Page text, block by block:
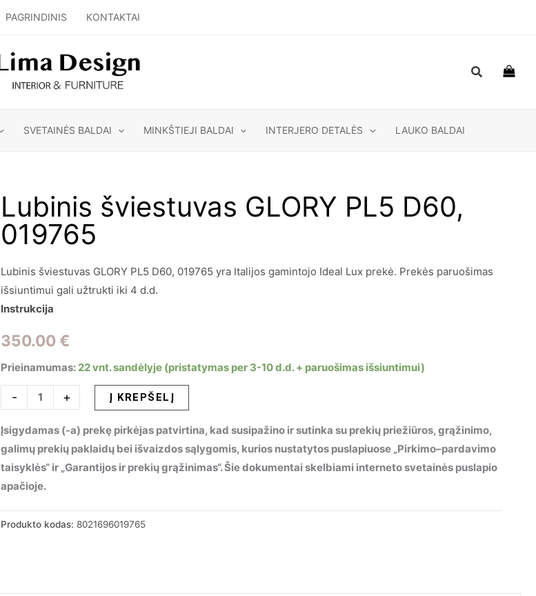
PAGRINDINIS KONTAKTAI
Paieška
SVETAINĖS BALDAI MINKŠTIEJI BALDAI INTERJERO DETALĖS LAUKO BALDAI
Lubinis šviestuvas GLORY PL5 D60,
019765
Lubinis šviestuvas GLORY PL5 D60, 019765 yra Italijos gamintojo Ideal Lux prekė. Prekės paruošimas
išsiuntimui gali užtrukti iki 4 d.d.
Instrukcija
350.00 €
Prieinamumas: 22 vnt. sandėlyje (pristatymas per 3-10 d.d. + paruošimas išsiuntimui)
-
produkto
kiekis:
Lubinis
šviestuvas
GLORY
PL5
019765
+ Į KREPŠELĮ
Įsigydamas (-a) prekę pirkėjas patvirtina, kad susipažino ir sutinka su prekių priežiūros, grąžinimo,
galimų prekių paklaidų bei išvaizdos sąlygomis, kurios nustatytos puslapiuose „Pirkimo–pardavimo
taisyklės“ ir „Garantijos ir prekių grąžinimas“. Šie dokumentai skelbiami interneto svetainės puslapio
apačioje.
Produkto kodas: 8021696019765